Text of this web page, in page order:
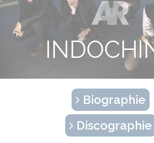
Biographie
Discographie